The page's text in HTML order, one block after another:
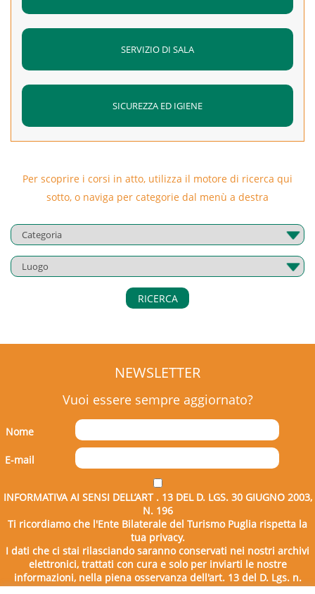
SERVIZIO DI SALA
SICUREZZA ED IGIENE
Per scoprire i corsi in atto, utilizza il motore di ricerca qui
sotto, o naviga per categorie dal menù a destra
RICERCA
NEWSLETTER
Vuoi essere sempre aggiornato?
Nome
E-mail
INFORMATIVA AI SENSI DELL’ART . 13 DEL D. LGS. 30 GIUGNO 2003,
N. 196
Ti ricordiamo che l'Ente Bilaterale del Turismo Puglia rispetta la
tua privacy.
I dati che ci stai rilasciando saranno conservati nei nostri archivi
elettronici, trattati con cura e solo per inviarti le nostre
informazioni, nella piena osservanza dell'art. 13 del D. Lgs. n.
196/2003.